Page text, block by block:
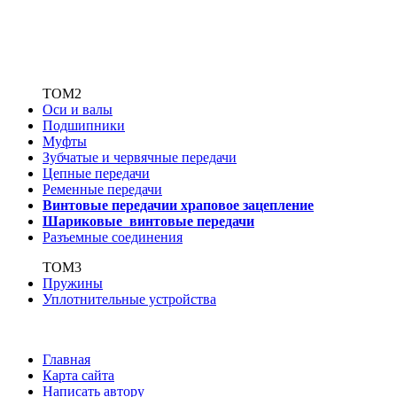
ТОМ2
Оси и валы
Подшипники
Муфты
Зубчатые и червячные передачи
Цепные передачи
Ременные передачи
Винтовые передачии храповое зацепление
Шариковые винтовые передачи
Разъемные соединения
ТОМ3
Пружины
Уплотнительные устройства
Главная
Карта сайта
Написать автору